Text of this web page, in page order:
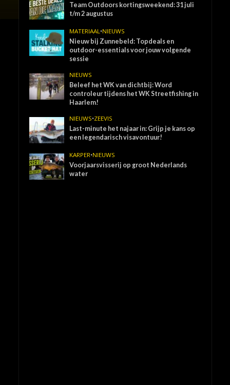
Team Outdoors kortingsweekend: 31 juli
t/m 2 augustus
MATERIAAL •NIEUWS
Nieuw bij Zunnebeld: Topdeals en
outdoor-essentials voor jouw volgende
sessie
NIEUWS
Beleef het WK van dichtbij: Word
controleur tijdens het WK Streetfishing in
Haarlem!
NIEUWS•ZEEVIS
Last-minute het najaar in: Grijp je kans op
een legendarisch visavontuur!
KARPER•NIEUWS
Voorjaarsvisserij op groot Nederlands
water